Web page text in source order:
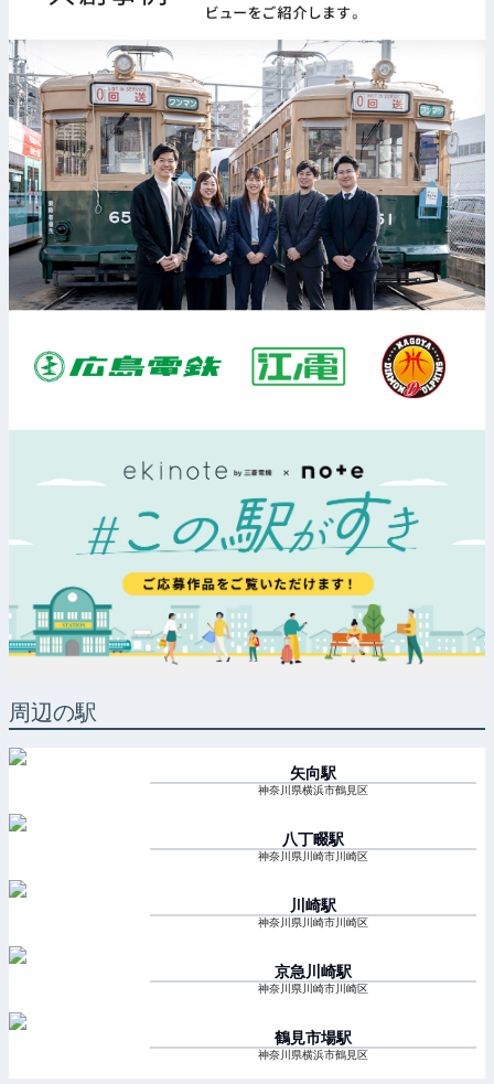
周辺の駅
矢向駅
神奈川県横浜市鶴見区
八丁畷駅
神奈川県川崎市川崎区
川崎駅
神奈川県川崎市川崎区
京急川崎駅
神奈川県川崎市川崎区
鶴見市場駅
神奈川県横浜市鶴見区